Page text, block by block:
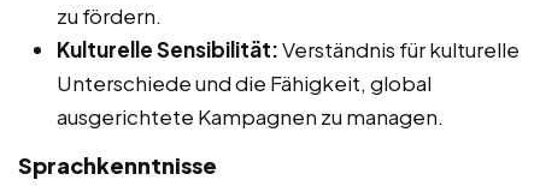
zu fördern.
Kulturelle Sensibilität:Verständnis für kulturelle
Unterschiede und die Fähigkeit, global
ausgerichtete Kampagnen zu managen.
Sprachkenntnisse